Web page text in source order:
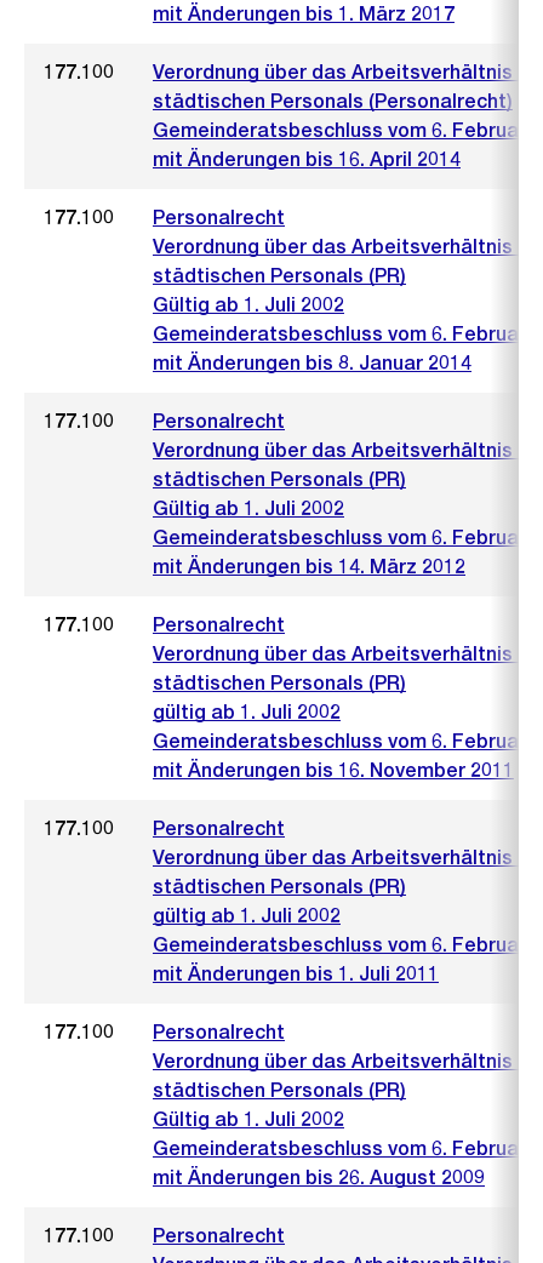
mit Änderungen bis 1. März 2017
177.100
Verordnung über das Arbeitsverhältnis
städtischen Personals (Personalrecht)
Gemeinderatsbeschluss vom 6. Februar
mit Änderungen bis 16. April 2014
177.100
Personalrecht
Verordnung über das Arbeitsverhältnis
städtischen Personals (PR)
Gültig ab 1. Juli 2002
Gemeinderatsbeschluss vom 6. Februar
mit Änderungen bis 8. Januar 2014
177.100
Personalrecht
Verordnung über das Arbeitsverhältnis
städtischen Personals (PR)
Gültig ab 1. Juli 2002
Gemeinderatsbeschluss vom 6. Februar
mit Änderungen bis 14. März 2012
177.100
Personalrecht
Verordnung über das Arbeitsverhältnis
städtischen Personals (PR)
gültig ab 1. Juli 2002
Gemeinderatsbeschluss vom 6. Februar
mit Änderungen bis 16. November 2011
177.100
Personalrecht
Verordnung über das Arbeitsverhältnis
städtischen Personals (PR)
gültig ab 1. Juli 2002
Gemeinderatsbeschluss vom 6. Februar
mit Änderungen bis 1. Juli 2011
177.100
Personalrecht
Verordnung über das Arbeitsverhältnis
städtischen Personals (PR)
Gültig ab 1. Juli 2002
Gemeinderatsbeschluss vom 6. Februar
mit Änderungen bis 26. August 2009
177.100
Personalrecht